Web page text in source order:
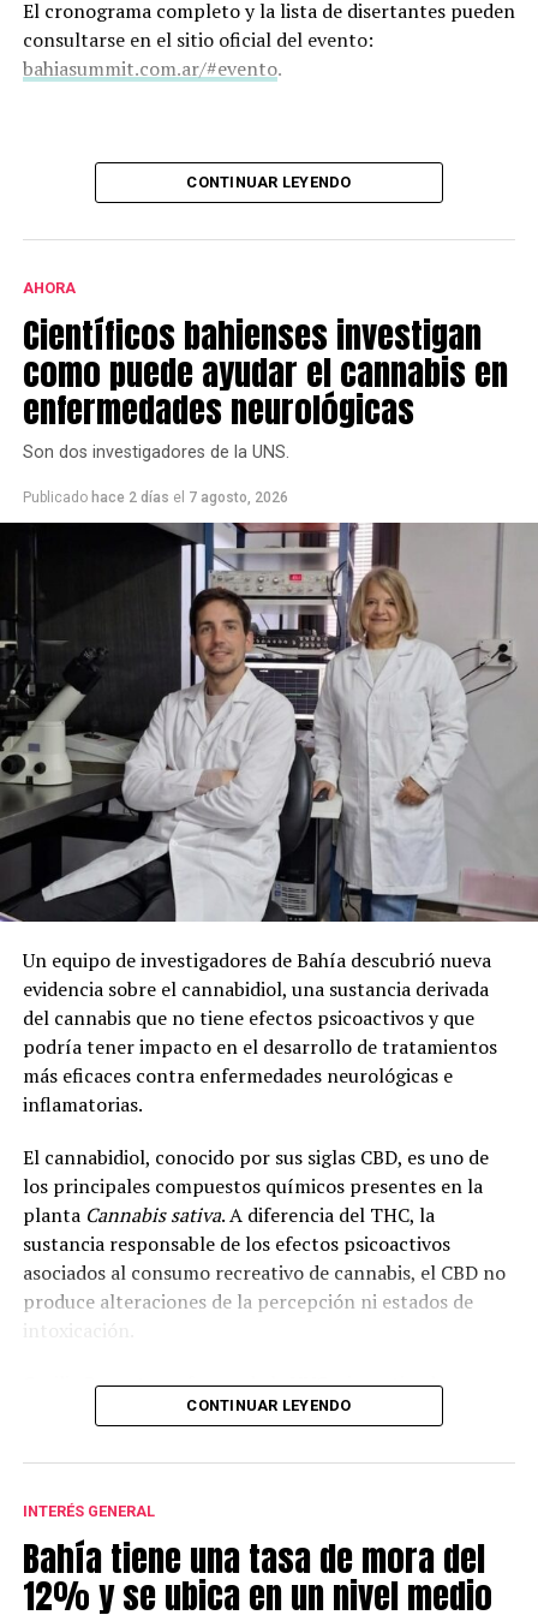
El cronograma completo y la lista de disertantes pueden
consultarse en el sitio oficial del evento:
bahiasummit.com.ar/#evento.
CONTINUAR LEYENDO
AHORA
Científicos bahienses investigan
como puede ayudar el cannabis en
enfermedades neurológicas
Son dos investigadores de la UNS.
Publicado hace 2 días el 7 agosto, 2026
Un equipo de investigadores de Bahía descubrió nueva
evidencia sobre el cannabidiol, una sustancia derivada
del cannabis que no tiene efectos psicoactivos y que
podría tener impacto en el desarrollo de tratamientos
más eficaces contra enfermedades neurológicas e
inflamatorias.
El cannabidiol, conocido por sus siglas CBD, es uno de
los principales compuestos químicos presentes en la
planta Cannabis sativa. A diferencia del THC, la
sustancia responsable de los efectos psicoactivos
asociados al consumo recreativo de cannabis, el CBD no
produce alteraciones de la percepción ni estados de
Cecilia Bouzat, profesora de la UNS e investigadora
superior del CONICET, explicó que en la investigación se
7, una molécula que interviene en la comunicación
entre neuronas e incide en la cognición, la memoria y el
Según explicó, “todavía no hay fármacos específicos
para este receptor. Por eso lo estamos estudiando: hay
CONTINUAR LEYENDO
INTERÉS GENERAL
Bahía tiene una tasa de mora del
12% y se ubica en un nivel medio